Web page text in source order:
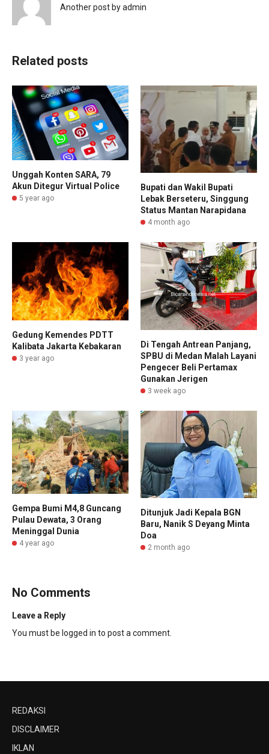
Another post by admin
Related posts
Unggah Konten SARA, 79
Akun Ditegur Virtual Police
5 year ago
Bupati dan Wakil Bupati
Lebak Berseteru, Singgung
Status Mantan Narapidana
4 month ago
Gedung Kemendes PDTT
Kalibata Jakarta Kebakaran
3 year ago
Di Tengah Antrean Panjang,
SPBU di Medan Malah Layani
Pengecer Beli Pertamax
Gunakan Jerigen
3 week ago
Gempa Bumi M4,8 Guncang
Pulau Dewata, 3 Orang
Meninggal Dunia
4 year ago
Ditunjuk Jadi Kepala BGN
Baru, Nanik S Deyang Minta
Doa
2 month ago
No Comments
Leave a Reply
You must be logged in to post a comment.
REDAKSI
DISCLAIMER
IKLAN